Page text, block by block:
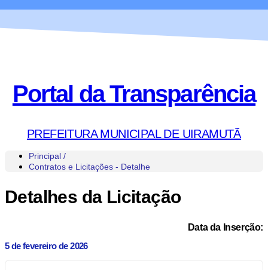
Portal da Transparência
PREFEITURA MUNICIPAL DE UIRAMUTÃ
Principal /
Contratos e Licitações - Detalhe
Detalhes da Licitação
Data da Inserção:
5 de fevereiro de 2026